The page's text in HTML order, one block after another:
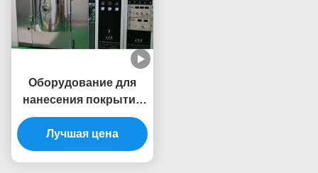
Оборудование для
нанесения покрытия
вакуума
стеклоизделия ПВД
высокой
Лучшая цена